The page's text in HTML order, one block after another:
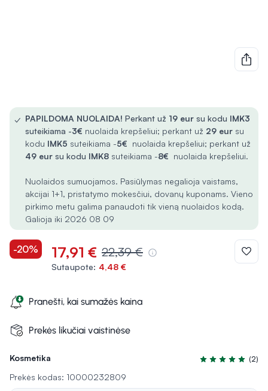
Kosmetika
Įvertinimas 5.0
(2)
Prekės kodas: 10000232809
✓ PAPILDOMA NUOLAIDA! Perkant už 19 eur su kodu IMK3
suteikiama -3€ nuolaida krepšeliui; perkant už 29 eur su
kodu IMK5 suteikiama -5€ nuolaida krepšeliui; perkant už
49 eur su kodu IMK8 suteikiama -8€ nuolaida krepšeliui.
Nuolaidos sumuojamos. Pasiūlymas negalioja vaistams,
akcijai 1+1, pristatymo mokesčiui, dovanų kuponams. Vieno
pirkimo metu galima panaudoti tik vieną nuolaidos kodą.
Galioja iki 2026 08 09
-20% 17,91 € 22,39 €
Sutaupote: 4,48 €
Pranešti, kai sumažės kaina
Prekės likučiai vaistinėse